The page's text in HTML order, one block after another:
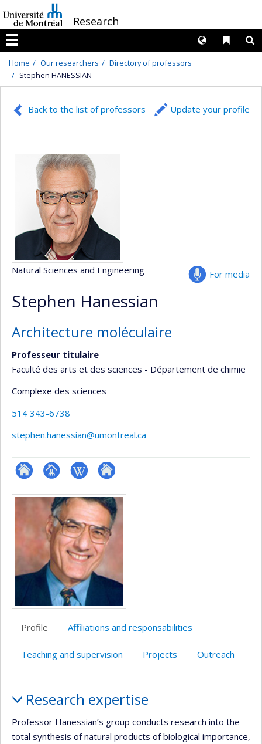
au
contenu
/Research
Menu
Liens
Langues
Home Our researchers
Directory of professors
Stephen HANESSIAN
Back to the list of professors Update your profile
For media
Natural Sciences and Engineering
Stephen Hanessian
Architecture moléculaire
Professeur titulaire
Faculté des arts et des sciences - Département de chimie
Complexe des sciences
514 343-6738
stephen.hanessian@umontreal.ca
ResearchGate
Page
professionnelle
(faculté,département,école)
Wiki
Autre
site
web
Media
Profile Affiliations and responsabilities
Teaching and supervision Projects Outreach
Research expertise
Professor Hanessian’s group conducts research into the
total synthesis of natural products of biological importance,